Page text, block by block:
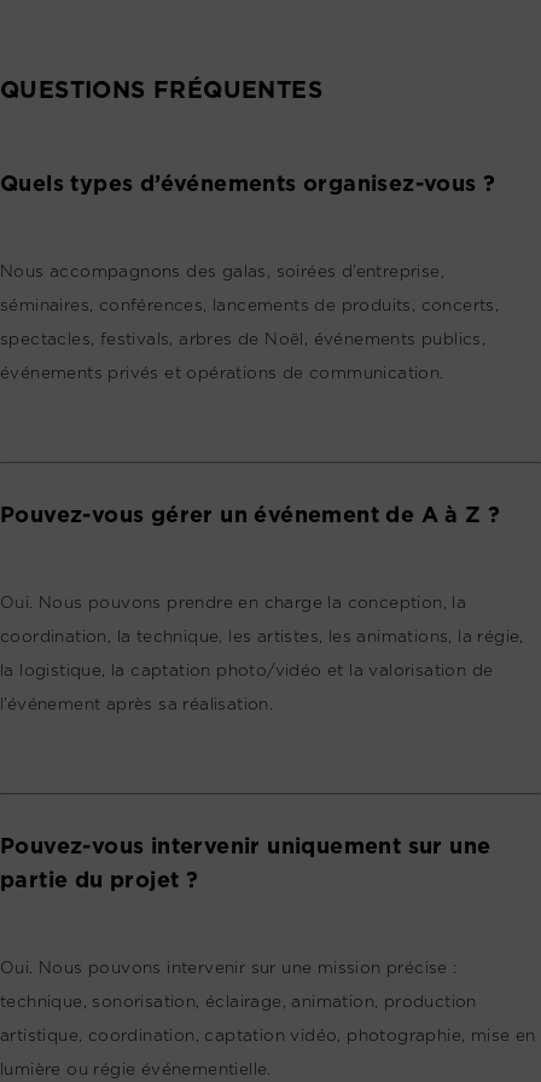
QUESTIONS FRÉQUENTES
Quels types d’événements organisez-vous ?
Nous accompagnons des galas, soirées d’entreprise,
séminaires, conférences, lancements de produits, concerts,
spectacles, festivals, arbres de Noël, événements publics,
événements privés et opérations de communication.
Pouvez-vous gérer un événement de A à Z ?
Oui. Nous pouvons prendre en charge la conception, la
coordination, la technique, les artistes, les animations, la régie,
la logistique, la captation photo/vidéo et la valorisation de
l’événement après sa réalisation.
Pouvez-vous intervenir uniquement sur une
partie du projet ?
Oui. Nous pouvons intervenir sur une mission précise :
technique, sonorisation, éclairage, animation, production
artistique, coordination, captation vidéo, photographie, mise en
lumière ou régie événementielle.